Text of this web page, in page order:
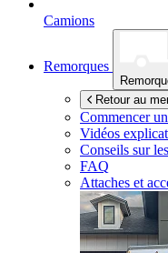
Camions
Remorques
Retour au
Commencer
Vidéos
Conseils sur
FAQ
Attaches et